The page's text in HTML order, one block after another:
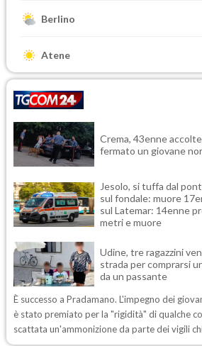
Berlino
Atene
Crema, 43enne
fermato un giovane
Jesolo, si tuffa dal
sul fondale: muore
sul Latemar: 14enne
metri e muore
Udine, tre ragazzini
strada per comprarsi
da un passante
È successo a Pradamano. L'impegno dei
è stato premiato per la "rigidità" di qualche
scattata un'ammonizione da parte dei vigili